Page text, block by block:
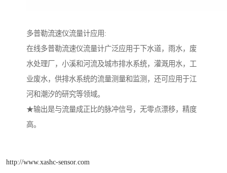
多普勒流速仪流量计应用:
在线多普勒流速仪流量计广泛应用于下水道，雨水，废
水处理厂，小溪和河流及城市排水系统，灌溉用水，工
业废水，供排水系统的流量测量和监测，还可应用于江
河和潮汐的研究等领域。
★输出是与流量成正比的脉冲信号，无零点漂移，精度
高。
http://www.xashc-sensor.com